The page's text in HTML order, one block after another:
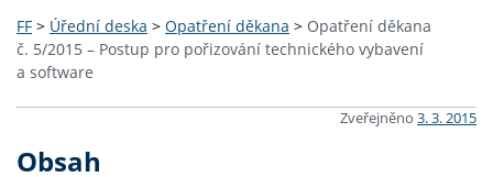
FF > Úřední deska > Opatření děkana > Opatření děkana
č. 5/2015 – Postup pro pořizování technického vybavení
a software
Zveřejněno 3. 3. 2015
Obsah